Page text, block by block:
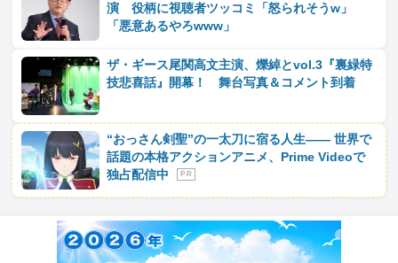
演 役柄に視聴者ツッコミ「怒られそうw」
「悪意あるやろwww」
ザ・ギース尾関高文主演、爍綽とvol.3『裏緑特
技悲喜話』開幕！ 舞台写真＆コメント到着
“おっさん剣聖”の一太刀に宿る人生―― 世界で
話題の本格アクションアニメ、Prime Videoで
独占配信中
P R